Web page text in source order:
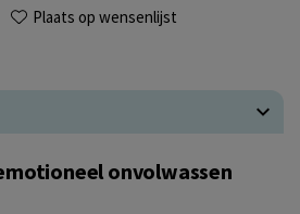
Plaats op wensenlijst
onvolwassen